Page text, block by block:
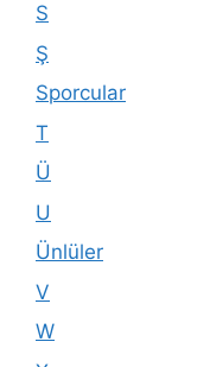
S
Ş
Sporcular
T
Ü
U
Ünlüler
V
W